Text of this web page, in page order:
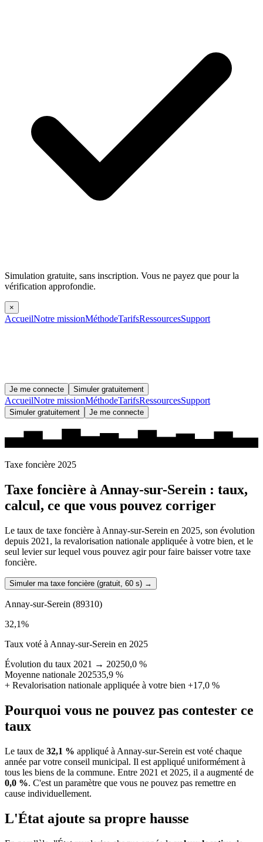
Simulation gratuite, sans inscription. Vous ne payez que pour la
vérification approfondie.
×
AccueilNotre missionMéthodeTarifsRessourcesSupport
Je me connecte Simuler gratuitement
AccueilNotre missionMéthodeTarifsRessourcesSupport
Simuler gratuitement Je me connecte
Taxe foncière 2025
Taxe foncière àAnnay-sur-Serein : taux,
calcul, ce que vous pouvez corriger
Le taux de taxe foncière à Annay-sur-Serein en 2025, son évolution
depuis 2021, la revalorisation nationale appliquée à votre bien, et le
seul levier sur lequel vous pouvez agir pour faire baisser votre taxe
foncière.
Simuler ma taxe foncière (gratuit, 60 s) →
Annay-sur-Serein (89310)
32,1%
Taux voté à Annay-sur-Serein en 2025
Évolution du taux 2021 → 20250,0 %
Moyenne nationale 202535,9 %
+ Revalorisation nationale appliquée à votre bien +17,0 %
Pourquoi vous ne pouvez pas contester ce
taux
Le taux de 32,1 % appliqué à Annay-sur-Serein est voté chaque
année par votre conseil municipal. Il est appliqué uniformément à
tous les biens de la commune. Entre 2021 et 2025, il a augmenté de
0,0 %. C'est un paramètre que vous ne pouvez pas remettre en
cause individuellement.
L'État ajoute sa propre hausse